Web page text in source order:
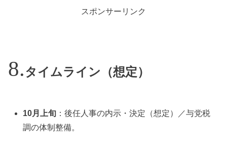
スポンサーリンク
タイムライン（想定）
10月上旬 ：後任人事の内示・決定（想定）／与党税
調の体制整備。